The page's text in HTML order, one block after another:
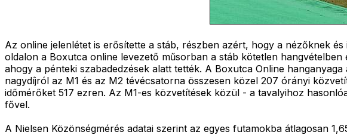
Az online jelenlétet is erősítette a stáb, részben azért, hogy a nézőknek
oldalon a Boxutca online levezető műsorban a stáb kötetlen
ahogy a pénteki szabadedzések alatt tették. A Boxutca Online
nagydíjról az M1 és az M2 tévécsatorna összesen közel 207 órányi
időmérőket 517 ezren. Az M1-es közvetítések közül - a tavalyihoz
fővel.
A Nielsen Közönségmérés adatai szerint az egyes futamokba átlagosan